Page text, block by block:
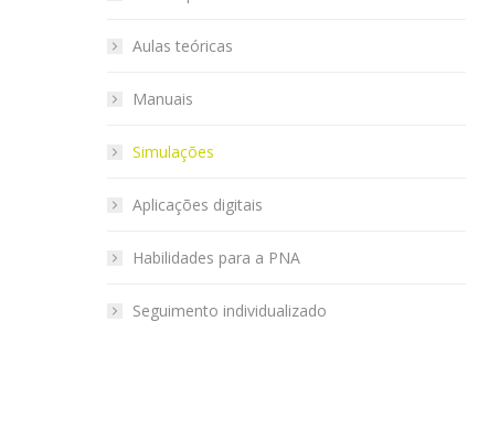
Aulas teóricas
Manuais
Simulações
Aplicações digitais
Habilidades para a PNA
Seguimento individualizado